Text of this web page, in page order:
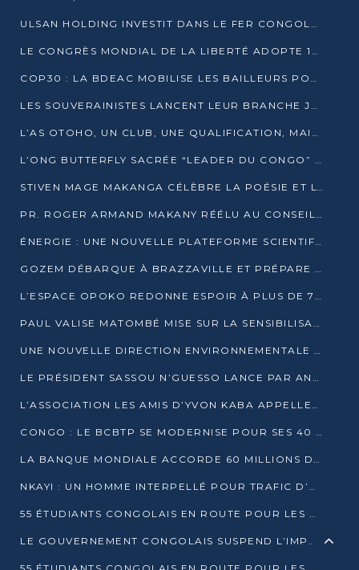
ULSAN HOLDING INVESTIT DANS LE FER CONGOLAIS
LE CONGRÈS MONDIAL DE LA LIBERTÉ ADOPTE 14 RÉSOLUTIONS HISTORIQUES
COP30 : LA BDEAC MOBILISE LES BAILLEURS POUR LE FONDS BLEU DU BASSIN DU CONGO
LES SOUVERAINISTES LANCENT LEUR BRANCHE JEUNE À BRAZZAVILLE
L’AS OTOHO, UN CLUB, UNE QUALIFICATION, MAIS ENCORE DES DOUTES
L’ONG BUTTERFLY SACRÉE “LEADER DU CONGO” AU PRIX D’EXCELLENCE 2025
STIVEN MAGE MAKANGA CÉLÈBRE LA POÉSIE ET L’HUMAIN AVEC SON RECUEIL “HECTARE”
PR. ROGER ARMAND MAKANY RÉÉLU AU CONSEIL DE L’AUF
ÉNERGIE : UNE NOUVELLE PLATEFORME SCIENTIFIQUE POUR LA TRANSITION ÉNERGÉTIQUE EN AFRIQUE CENTRALE
GOZEM DÉBARQUE À BRAZZAVILLE ET PRÉPARE SON ARRIVÉE À POINTE-NOIRE
L’ESPACE OPOKO REDONNE ESPOIR À PLUS DE 775 ÉLÈVES AUTOCHTONES DANS LE NORD DU CONGO
PAUL VALISE MATOMBÉ MISE SUR LA SENSIBILISATION POUR ÉRAQUER LE GRAND BANDITISME
UNE NOUVELLE DIRECTION ENVIRONNEMENTALE POUR RENFORCER LA GESTION DES DONNÉES AU CONGO
LE PRÉSIDENT SASSOU N’GUESSO LANCE PAR ANTICIPATION LA 39ÈME JOURNÉE NATIONALE DE L’ARBRE
L’ASSOCIATION LES AMIS D’YVON KABA APPELLENT DENIS SASSOU N’GUESSO À SE PORTER CANDIDAT
CONGO : LE BCBTP SE MODERNISE POUR SES 40 ANS D’EXISTENCE
LA BANQUE MONDIALE ACCORDE 60 MILLIONS DE DOLLARS POUR LA RÉSILIENCE URBAINE AU CONGO
NKAYI : UN HOMME INTERPELLÉ POUR TRAFIC D’UN BÉBÉ CHIMPANZÉ
55 ÉTUDIANTS CONGOLAIS EN ROUTE POUR LES UNIVERSITÉS ALGÉRIENNES
LE GOUVERNEMENT CONGOLAIS SUSPEND L’IMPORTATION DES MACHETTES ET DES MOTOS